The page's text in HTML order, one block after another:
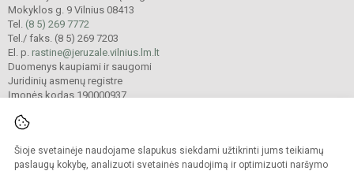
Šioje svetainėje naudojame slapukus siekdami užtikrinti jums teikiamų
paslaugų kokybę, analizuoti svetainės naudojimą ir optimizuoti naršymo
Mokyklos g. 9 Vilnius 08413
Tel. (8 5) 269 7772
Tel./ faks. (8 5) 269 7203
El. p. rastine@jeruzale.vilnius.lm.lt
Duomenys kaupiami ir saugomi
Juridinių asmenų registre
Įmonės kodas 190000937
© 2024. Vilniaus Jeruzalės progimnazija. Visos teisės saugomos.
Kopijuoti turinį be raštiško gimnazijos sutikimo griežtai draudžiama.